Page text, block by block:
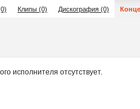
Клипы (0) Дискография (0)
исполнителя отсутствует.